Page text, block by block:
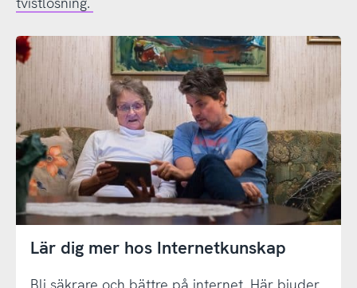
Lär dig mer hos Internetkunskap